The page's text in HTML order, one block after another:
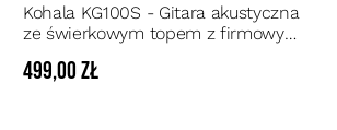
Kohala KG100S - Gitara akustyczna
ze świerkowym topem z firmowym
499,00 zł